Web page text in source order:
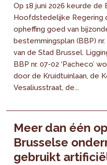
Op 18 juni 2026 keurde de
Hoofdstedelijke Regering
opheffing goed van
bestemmingsplan (BBP) nr.
van de Stad Brussel.
BBP nr. 07-02 ‘Pacheco’
door de Kruidtuinlaan, de
Vesaliusstraat, de...
Meer dan één
Brusselse
gebruikt